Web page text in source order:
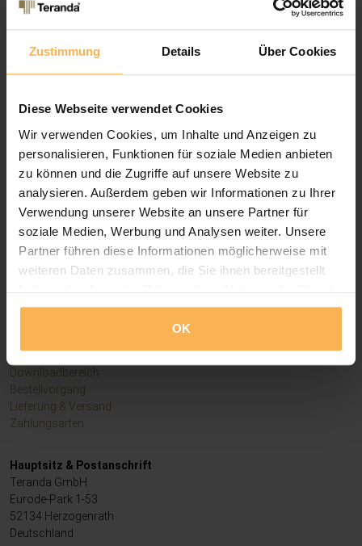
Zustimmung Details Über Cookies
Diese Webseite verwendet Cookies
Wir verwenden Cookies, um Inhalte und Anzeigen zu
personalisieren, Funktionen für soziale Medien anbieten
zu können und die Zugriffe auf unsere Website zu
analysieren. Außerdem geben wir Informationen zu Ihrer
Verwendung unserer Website an unsere Partner für
soziale Medien, Werbung und Analysen weiter. Unsere
Partner führen diese Informationen möglicherweise mit
weiteren Daten zusammen, die Sie ihnen bereitgestellt
haben oder die sie im Rahmen Ihrer Nutzung der Dienste
gesammelt haben.
OK
Fachpartner werden?
Kundenbewertungen
Online Shop
Aufmaß-Info Terrassendach
Termin / Rückruf einplanen
Ratgeber & Technische Info
Gratis Inspirationsbuch
Katalog-/ Preisfrage
Rechtliches
AGB
Widerrufsrecht
Datenschutz
Informationen
Downloadbereich
Bestellvorgang
Lieferung & Versand
Zahlungsarten
Hauptsitz & Postanschrift
Teranda GmbH
Eurode-Park 1-53
52134 Herzogenrath
Deutschland